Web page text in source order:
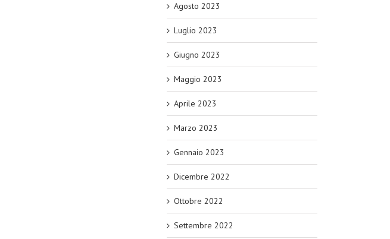
Agosto 2023
Luglio 2023
Giugno 2023
Maggio 2023
Aprile 2023
Marzo 2023
Gennaio 2023
Dicembre 2022
Ottobre 2022
Settembre 2022